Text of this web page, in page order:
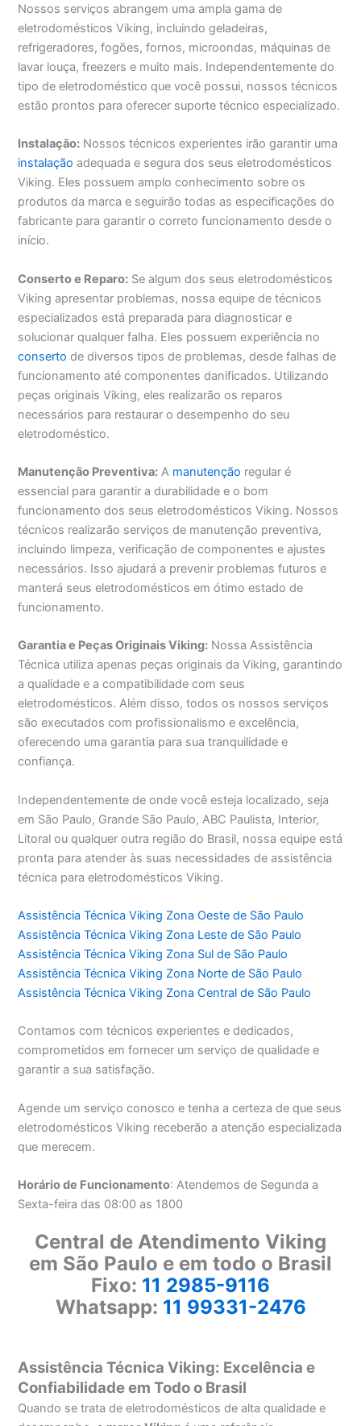
Nossos serviços abrangem uma ampla gama de
eletrodomésticos Viking, incluindo geladeiras,
refrigeradores, fogões, fornos, microondas, máquinas de
lavar louça, freezers e muito mais. Independentemente do
tipo de eletrodoméstico que você possui, nossos técnicos
estão prontos para oferecer suporte técnico especializado.
Instalação: Nossos técnicos experientes irão garantir uma
instalação adequada e segura dos seus eletrodomésticos
Viking. Eles possuem amplo conhecimento sobre os
produtos da marca e seguirão todas as especificações do
fabricante para garantir o correto funcionamento desde o
início.
Conserto e Reparo: Se algum dos seus eletrodomésticos
Viking apresentar problemas, nossa equipe de técnicos
especializados está preparada para diagnosticar e
solucionar qualquer falha. Eles possuem experiência no
conserto de diversos tipos de problemas, desde falhas de
funcionamento até componentes danificados. Utilizando
peças originais Viking, eles realizarão os reparos
necessários para restaurar o desempenho do seu
eletrodoméstico.
Manutenção Preventiva: A manutenção regular é
essencial para garantir a durabilidade e o bom
funcionamento dos seus eletrodomésticos Viking. Nossos
técnicos realizarão serviços de manutenção preventiva,
incluindo limpeza, verificação de componentes e ajustes
necessários. Isso ajudará a prevenir problemas futuros e
manterá seus eletrodomésticos em ótimo estado de
funcionamento.
Garantia e Peças Originais Viking: Nossa Assistência
Técnica utiliza apenas peças originais da Viking, garantindo
a qualidade e a compatibilidade com seus
eletrodomésticos. Além disso, todos os nossos serviços
são executados com profissionalismo e excelência,
oferecendo uma garantia para sua tranquilidade e
confiança.
Independentemente de onde você esteja localizado, seja
em São Paulo, Grande São Paulo, ABC Paulista, Interior,
Litoral ou qualquer outra região do Brasil, nossa equipe está
pronta para atender às suas necessidades de assistência
técnica para eletrodomésticos Viking.
Assistência Técnica Viking Zona Oeste de São Paulo
Assistência Técnica Viking Zona Leste de São Paulo
Assistência Técnica Viking Zona Sul de São Paulo
Assistência Técnica Viking Zona Norte de São Paulo
Assistência Técnica Viking Zona Central de São Paulo
Contamos com técnicos experientes e dedicados,
comprometidos em fornecer um serviço de qualidade e
garantir a sua satisfação.
Agende um serviço conosco e tenha a certeza de que seus
eletrodomésticos Viking receberão a atenção especializada
que merecem.
Horário de Funcionamento: Atendemos de Segunda a
Sexta-feira das 08:00 as 1800
Central de Atendimento Viking
em São Paulo e em todo o Brasil
Fixo: 11 2985-9116
Whatsapp: 11 99331-2476
Assistência Técnica Viking: Excelência e
Confiabilidade em Todo o Brasil
Quando se trata de eletrodomésticos de alta qualidade e